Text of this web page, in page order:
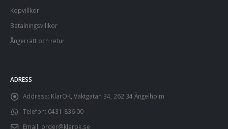
Köpvillkor
Betalningsvillkor
Ångerrätt och retur
ADRESS
Address: KlarOK, Vaktgatan 34, 262 34 Ängelholm
Telefon: 0431-836 00
Email: order@klarok.se